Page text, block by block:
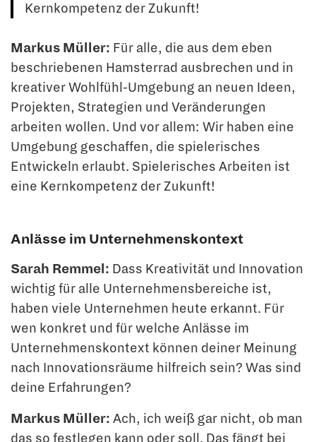
Kernkompetenz der Zukunft!
Markus Müller: Für alle, die aus dem eben
beschriebenen Hamsterrad ausbrechen und in
kreativer Wohlfühl-Umgebung an neuen Ideen,
Projekten, Strategien und Ver­änderungen
arbeiten wollen. Und vor allem: Wir haben eine
Umgebung geschaffen, die spielerisches
Entwickeln erlaubt. Spielerisches Arbeiten ist
eine Kernkompetenz der Zukunft!
Anlässe im Unternehmenskontext
Sarah Remmel: Dass Kreativität und Innovation
wichtig für alle Unternehmensbe­reiche ist,
haben viele Unternehmen heute erkannt. Für
wen konkret und für welche Anlässe im
Unternehmenskontext können deiner Meinung
nach Innovationsräume hilfreich sein? Was sind
deine Erfahrungen?
Markus Müller: Ach, ich weiß gar nicht, ob man
das so festlegen kann oder soll. Das fängt bei